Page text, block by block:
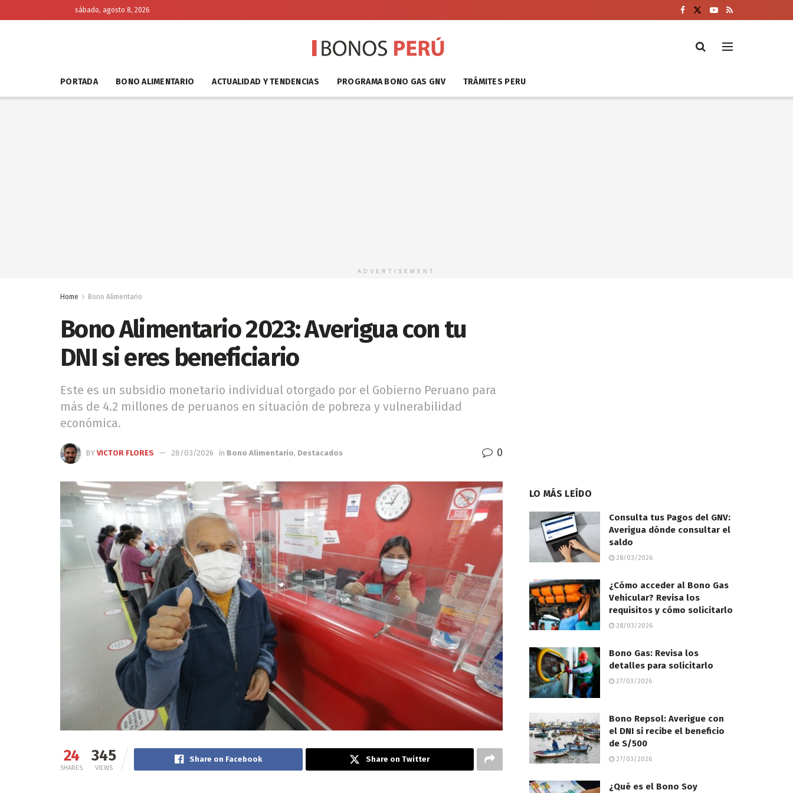
sábado, agosto 8, 2026
PORTADA BONO ALIMENTARIO ACTUALIDAD Y TENDENCIAS PROGRAMA BONO GAS GNV TRÁMITES PERU
ADVERTISEMENT
Home Bono Alimentario
Bono Alimentario 2023: Averigua con tu
DNI si eres beneficiario
Este es un subsidio monetario individual otorgado por el Gobierno Peruano para
más de 4.2 millones de peruanos en situación de pobreza y vulnerabilidad
económica.
BY VICTOR FLORES 28/03/2026 in Bono Alimentario, Destacados 0
24
SHARES
345
VIEWS
Share on Facebook Share on Twitter
LO MÁS LEÍDO
Consulta tus Pagos del GNV:
Averigua dónde consultar el
saldo
28/03/2026
¿Cómo acceder al Bono Gas
Vehicular? Revisa los
requisitos y cómo solicitarlo
28/03/2026
Bono Gas: Revisa los
detalles para solicitarlo
27/03/2026
Bono Repsol: Averigue con
el DNI si recibe el beneficio
de S/500
27/03/2026
¿Qué es el Bono Soy